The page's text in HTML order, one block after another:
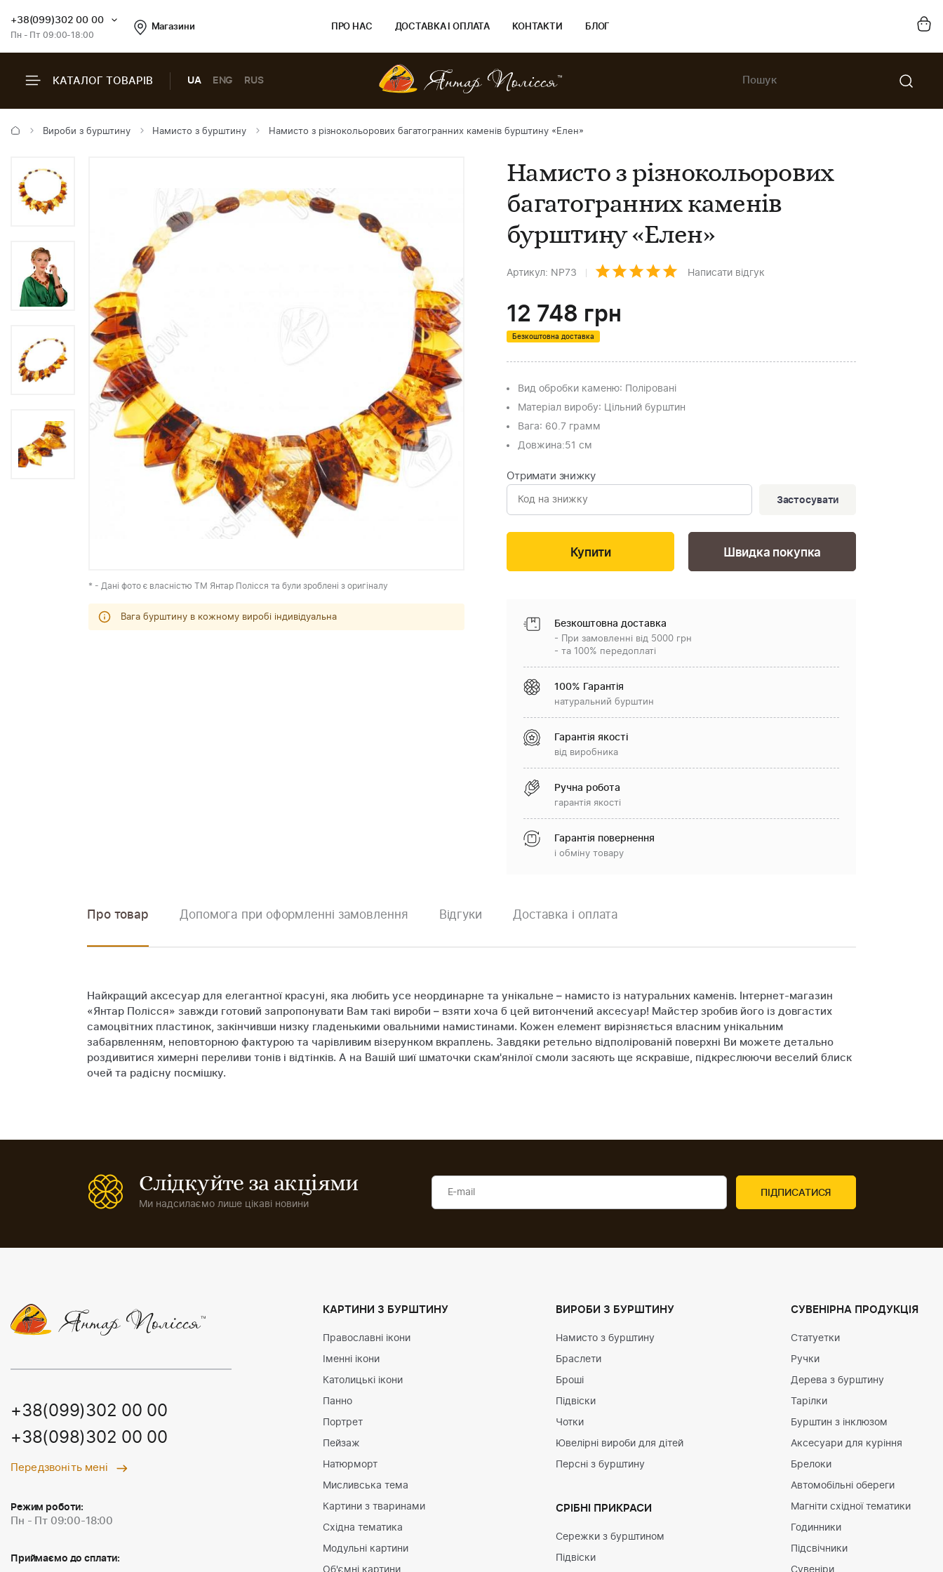
+38(099)302 00 00
Пн - Пт 09:00-18:00
Магазини ПРО НАС ДОСТАВКА І ОПЛАТА КОНТАКТИ БЛОГ
КАТАЛОГ ТОВАРІВ UA ENG RUS
Вироби з бурштину Намисто з бурштину Намисто з різнокольорових багатогранних каменів бурштину «Елен»
* - Дані фото є власністю ТМ Янтар Полісся та були зроблені з оригіналу
Вага бурштину в кожному виробі індивідуальна
Намисто з різнокольорових
багатогранних каменів
бурштину «Елен»
Артикул: NP73 Написати відгук
12 748 грн
Безкоштовна доставка
Вид обробки каменю: Поліровані
Матеріал виробу: Цільний бурштин
Вага: 60.7 грамм
Довжина:51 см
Отримати знижку
Застосувати
Швидка покупка
Безкоштовна доставка
- При замовленні від 5000 грн
- та 100% передоплаті
100% Гарантія
натуральний бурштин
Гарантія якості
від виробника
Ручна робота
гарантія якості
Гарантія повернення
і обміну товару
Про товар Допомога при оформленні замовлення Відгуки Доставка і оплата
Найкращий аксесуар для елегантної красуні, яка любить усе неординарне та унікальне – намисто із натуральних каменів. Інтернет-магазин
«Янтар Полісся» завжди готовий запропонувати Вам такі вироби – взяти хоча б цей витончений аксесуар! Майстер зробив його із довгастих
самоцвітних пластинок, закінчивши низку гладенькими овальними намистинами. Кожен елемент вирізняється власним унікальним
забарвленням, неповторною фактурою та чарівливим візерунком вкраплень. Завдяки ретельно відполірованій поверхні Ви можете детально
роздивитися химерні переливи тонів і відтінків. А на Вашій шиї шматочки скам'янілої смоли засяють ще яскравіше, підкреслюючи веселий блиск
очей та радісну посмішку.
Слідкуйте за акціями
Ми надсилаємо лише цікаві новини
+38(099)302 00 00
+38(098)302 00 00
Передзвоніть мені
Режим роботи:
Пн - Пт 09:00-18:00
Приймаємо до сплати:
КАРТИНИ З БУРШТИНУ
Православні ікони
Іменні ікони
Католицькі ікони
Панно
Портрет
Пейзаж
Натюрморт
Мисливська тема
Картини з тваринами
Східна тематика
Модульні картини
Об'ємні картини
ВИРОБИ З БУРШТИНУ
Намисто з бурштину
Браслети
Броші
Підвіски
Чотки
Ювелірні вироби для дітей
Персні з бурштину
СРІБНІ ПРИКРАСИ
Сережки з бурштином
Підвіски
СУВЕНІРНА ПРОДУКЦІЯ
Статуетки
Ручки
Дерева з бурштину
Тарілки
Бурштин з інклюзом
Аксесуари для куріння
Брелоки
Автомобільні обереги
Магніти східної тематики
Годинники
Підсвічники
Сувеніри